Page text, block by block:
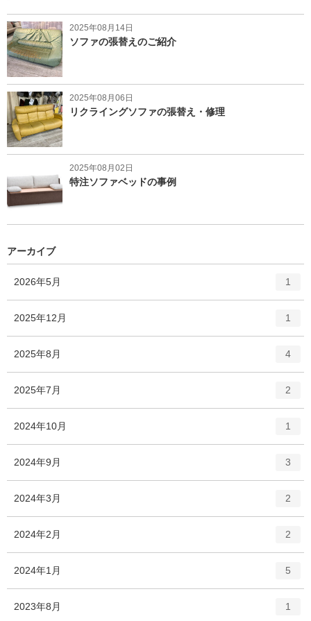
2025年08月14日
ソファの張替えのご紹介
2025年08月06日
リクライングソファの張替え・修理
2025年08月02日
特注ソファベッドの事例
アーカイブ
2026年5月
リ
ー
1
2025年12月
ー
1
2025年8月
ー
数
4
2025年7月
リ
ー
2
2024年10月
ー
1
2024年9月
ー
3
2024年3月
ー
2
2024年2月
ー
2
2024年1月 5
2023年8月 1